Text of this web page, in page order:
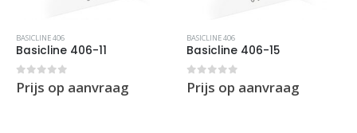
BASICLINE 406
Basicline 406-11
0out of 5
Prijs op aanvraag
BASICLINE 406
Basicline 406-15
0out of 5
Prijs op aanvraag